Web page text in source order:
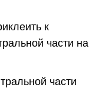
к
части на
части